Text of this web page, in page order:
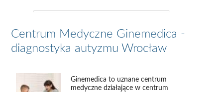
Centrum Medyczne Ginemedica -
diagnostyka autyzmu Wrocław
Ginemedica to uznane centrum
medyczne działające w centrum